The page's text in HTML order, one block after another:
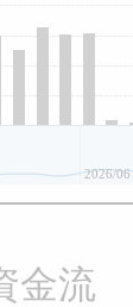
2026/06
金流